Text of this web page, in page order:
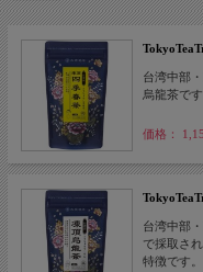
台湾中部
烏龍茶で
価格：
台湾中部
で採取さ
特徴です